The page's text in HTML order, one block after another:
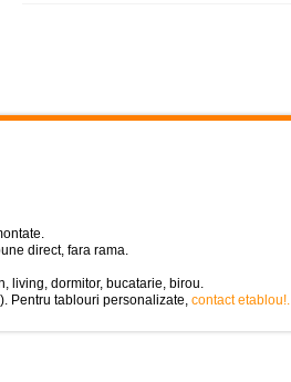
direct, fara rama.
living, dormitor, bucatarie, birou.
Pentru tablouri personalizate, contact etablou!.